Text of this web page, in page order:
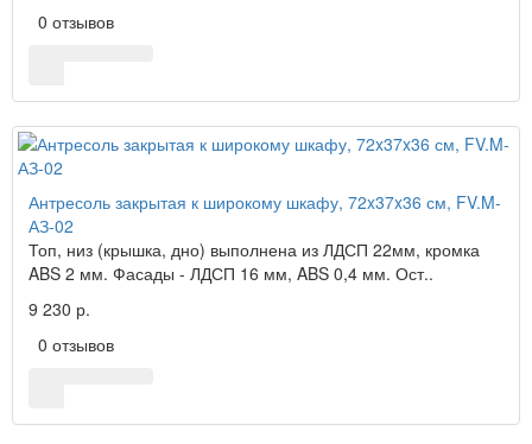
0 отзывов
Антресоль закрытая к широкому шкафу, 72x37x36 см, FV.M-
АЗ-02
Топ, низ (крышка, дно) выполнена из ЛДСП 22мм, кромка
ABS 2 мм. Фасады - ЛДСП 16 мм, ABS 0,4 мм. Ост..
9 230 р.
0 отзывов